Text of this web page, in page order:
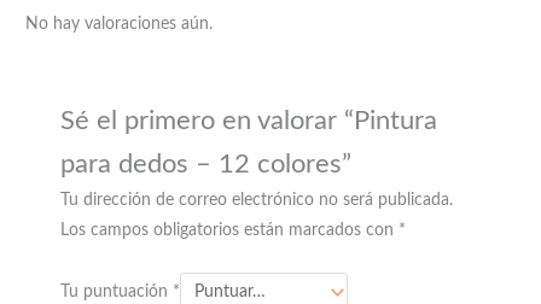
No hay valoraciones aún.
Sé el primero en valorar “Pintura
para dedos – 12 colores”
Tu dirección de correo electrónico no será publicada.
Los campos obligatorios están marcados con *
Tu puntuación *